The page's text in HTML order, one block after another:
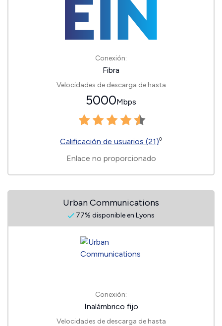
Conexión:
Fibra
Velocidades de descarga de hasta
5000Mbps
Calificación de usuarios (21)◊
Enlace no proporcionado
Urban Communications
77% disponible en Lyons
Conexión:
Inalámbrico fijo
Velocidades de descarga de hasta